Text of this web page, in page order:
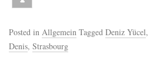
Posted in Allgemein Tagged Deniz Yücel,
Denis, Strasbourg